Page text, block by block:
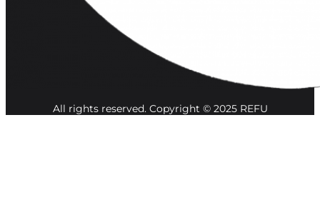
All rights reserved. Copyright © 2025 REFU